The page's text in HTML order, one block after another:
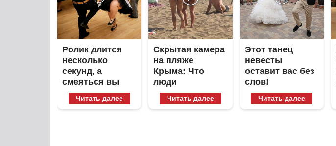
Ролик длится
несколько
секунд, а
смеяться вы
будете долго
Читать далее
Скрытая камера
на пляже
Крыма: Что
люди
вытворяют,
когда их не
Читать далее
Этот танец
невесты
оставит вас без
слов!
Пересмотрела
10 раз
Читать далее